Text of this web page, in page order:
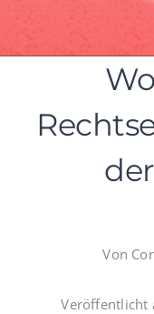
Von
Veröffentlicht